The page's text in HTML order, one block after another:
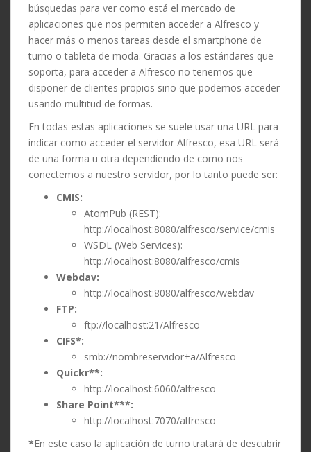
búsquedas para ver como está el mercado de
aplicaciones que nos permiten acceder a Alfresco y
hacer más o menos tareas desde el smartphone de
turno o tableta de moda. Gracias a los estándares que
soporta, para acceder a Alfresco no tenemos que
disponer de clientes propios sino que podemos acceder
usando multitud de formas.
En todas estas aplicaciones se suele usar una URL para
indicar como acceder el servidor Alfresco, esa URL será
de una forma u otra dependiendo de como nos
conectemos a nuestro servidor, por lo tanto puede ser:
CMIS:
AtomPub (REST):
http://localhost:8080/alfresco/service/cmis
WSDL (Web Services):
http://localhost:8080/alfresco/cmis
Webdav:
http://localhost:8080/alfresco/webdav
FTP:
ftp://localhost:21/Alfresco
CIFS*:
smb://nombreservidor+a/Alfresco
Quickr**:
http://localhost:6060/alfresco
Share Point***:
http://localhost:7070/alfresco
*En este caso la aplicación de turno tratará de descubrir